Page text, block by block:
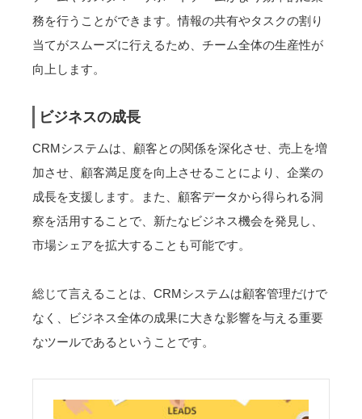
務を行うことができます。情報の共有やタスクの割り
当てがスムーズに行えるため、チーム全体の生産性が
向上します。
ビジネスの成長
CRMシステムは、顧客との関係を深化させ、売上を増
加させ、顧客満足度を向上させることにより、企業の
成長を支援します。また、顧客データから得られる洞
察を活用することで、新たなビジネス機会を発見し、
市場シェアを拡大することも可能です。
総じて言えることは、CRMシステムは顧客管理だけで
なく、ビジネス全体の成果に大きな影響を与える重要
なツールであるということです。